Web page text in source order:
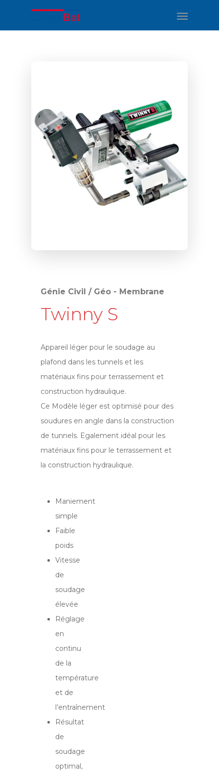
Génie Civil / Géo - Membrane
Twinny S
Appareil léger pour le soudage au
plafond dans les tunnels et les
matériaux fins pour terrassement et
construction hydraulique.
Ce Modèle léger est optimisé pour des
soudures en angle dans la construction
de tunnels. Egalement idéal pour les
matériaux fins pour le terrassement et
la construction hydraulique.
Maniement
simple
Faible
poids
Vitesse
de
soudage
élevée
Réglage
en
continu
de la
température
et de
l’entraînement
Résultat
de
soudage
optimal,